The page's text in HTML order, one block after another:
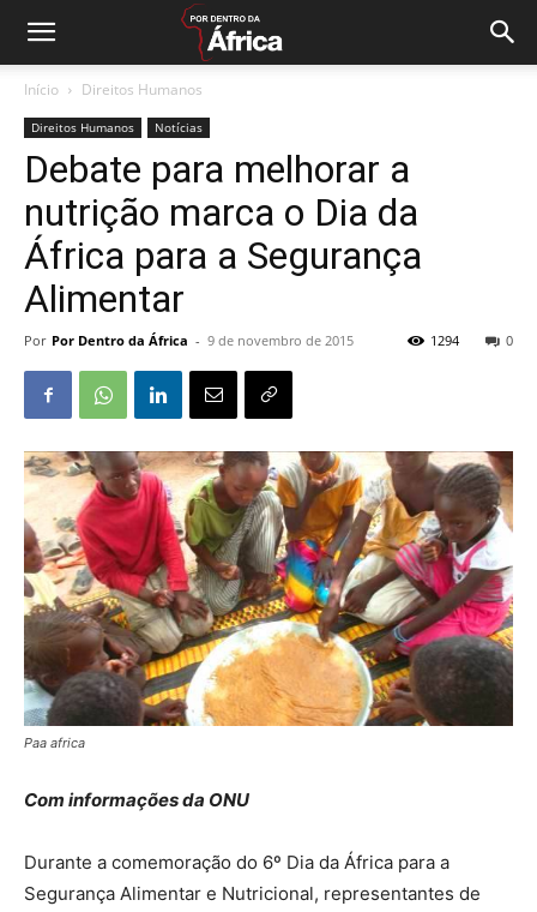
Início Direitos Humanos
Direitos Humanos Notícias
Debate para melhorar a
nutrição marca o Dia da
África para a Segurança
Alimentar
Por Por Dentro da África - 9 de novembro de 2015 0
1294
Paa africa
Com informações da ONU
Durante a comemoração do 6º Dia da África para a
Segurança Alimentar e Nutricional, representantes de